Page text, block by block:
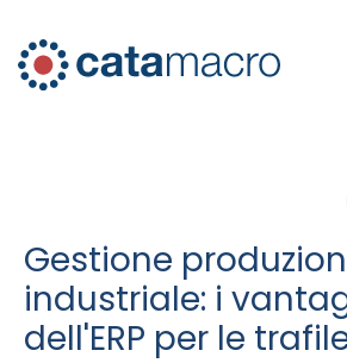
Gestione
industriale: i
dell'ERP per le